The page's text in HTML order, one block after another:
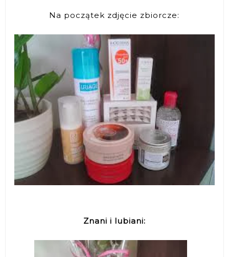
Na początek zdjęcie zbiorcze:
Znani i lubiani: